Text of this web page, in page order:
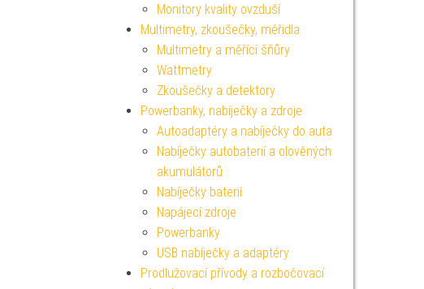
Monitory kvality ovzduší
Multimetry, zkoušečky, měřidla
Multimetry a měřící šňůry
Wattmetry
Zkoušečky a detektory
Powerbanky, nabíječky a zdroje
Autoadaptéry a nabíječky do auta
Nabíječky autobaterií a olověných
akumulátorů
Nabíječky baterií
Napájecí zdroje
Powerbanky
USB nabíječky a adaptéry
Prodlužovací přívody a rozbočovací